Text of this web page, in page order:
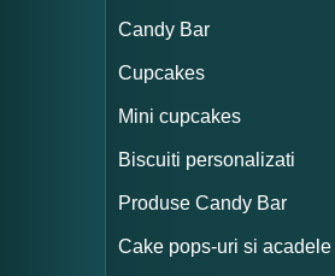
Candy Bar
Cupcakes
Mini cupcakes
Biscuiti personalizati
Produse Candy Bar
Cake pops-uri si acadele